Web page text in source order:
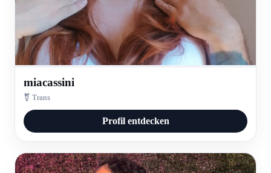
miacassini
⚧ Trans
Profil entdecken